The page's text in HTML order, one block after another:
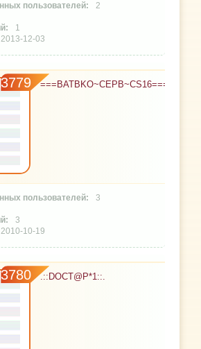
2
1
2013-12-03
3779 ===BATBKO~CEPB~CS16===
3
3
2010-10-19
3780 .::DOCT@P*1::.